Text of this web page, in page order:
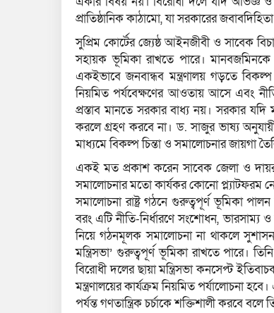
প্রাতিষ্ঠানিক কাঠামো, যা সরকারের
সুপ্রিম কোর্টের জ্যেষ্ঠ আইনজীবী ও সাবেক
সহায়ক ভূমিকা রাখতে পারে। মানবজমিনকে
একইভাবে জনবান্ধব মন্ত্রণালয় গড়তে বিকল্প
নিয়মিত পর্যবেক্ষণের আওতায় আসে এবং
প্রস্তাব মানতে সরকার বাধ্য নয়। সরকার
করলে গ্রহণ করবে না। ড. সাজুর ভাষ্য
মাধ্যমে বিকল্প চিন্তা ও সমালোচনার জায়গা
একই মত প্রকাশ করেন সাবেক জেলা ও
সমালোচনার মতো কার্যকর কোনো প্ল্যাটফরম
সমালোচনা রাষ্ট্র গঠনে গুরুত্বপূর্ণ ভূমিকা
বরং এটি নীতি-নির্ধারণে সংশোধন, ভারসাম্য
নিয়ে গঠনমূলক সমালোচনা না থাকলে সুশাসন
মন্ত্রিসভা’ গুরুত্বপূর্ণ ভূমিকা রাখতে পারে।
বিরোধী দলের ছায়া মন্ত্রিসভা কনসেপ্ট
মন্ত্রণালয়ের কার্যক্রম নিয়মিত পর্যালোচনা
পর্যন্ত গণতান্ত্রিক চর্চাকে শক্তিশালী করবে বলে